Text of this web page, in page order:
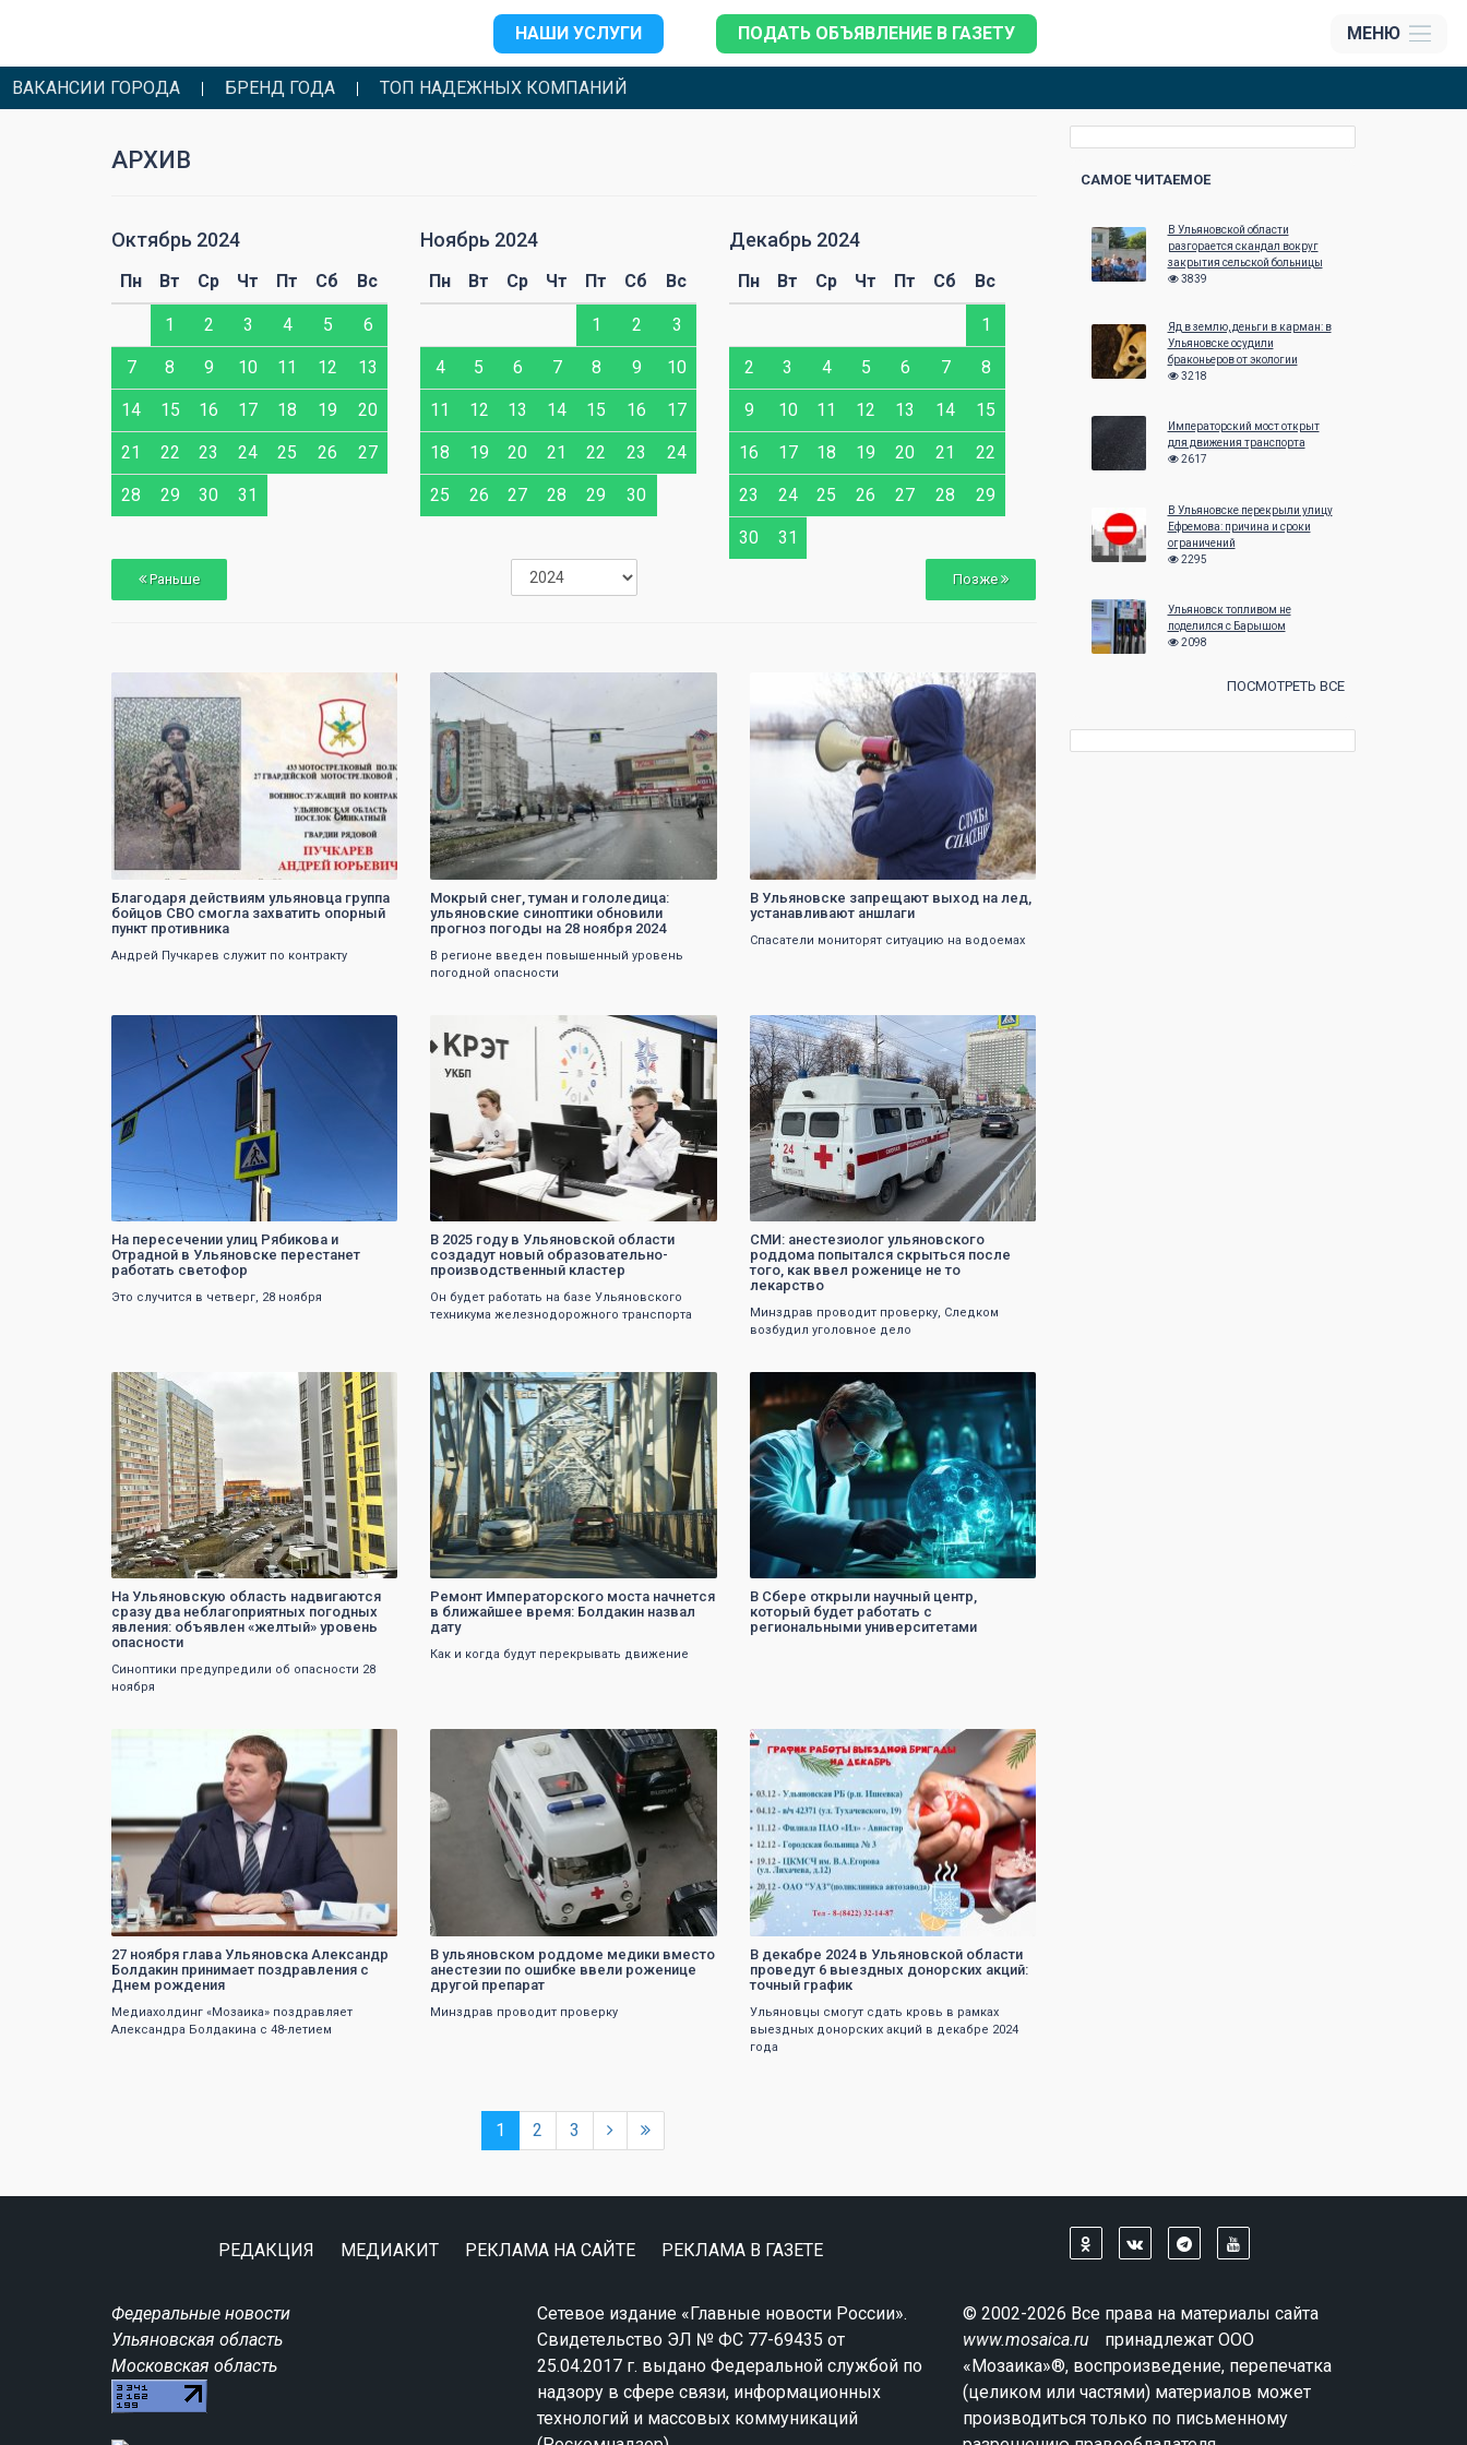
НАШИ УСЛУГИ ПОДАТЬ ОБЪЯВЛЕНИЕ В ГАЗЕТУ МЕНЮ
ВАКАНСИИ ГОРОДА БРЕНД ГОДА ТОП НАДЕЖНЫХ КОМПАНИЙ
АРХИВ
Октябрь 2024
Пн Вт Ср Чт Пт Сб Вс
1 2 3 4 5 6
7 8 9 10 11 12 13
14 15 16 17 18 19 20
21 22 23 24 25 26 27
28 29 30 31
Ноябрь 2024
Пн Вт Ср Чт Пт Сб Вс
1 2 3
4 5 6 7 8 9 10
11 12 13 14 15 16 17
18 19 20 21 22 23 24
25 26 27 28 29 30
Декабрь 2024
Пн Вт Ср Чт Пт Сб Вс
1
2 3 4 5 6 7 8
9 10 11 12 13 14 15
16 17 18 19 20 21 22
23 24 25 26 27 28 29
30 31
Раньше Позже
Благодаря действиям ульяновца группа
бойцов СВО смогла захватить опорный
пункт противника
Андрей Пучкарев служит по контракту
Мокрый снег, туман и гололедица:
ульяновские синоптики обновили
прогноз погоды на 28 ноября 2024
В регионе введен повышенный уровень
погодной опасности
0
В Ульяновске запрещают выход на лед,
устанавливают аншлаги
Спасатели мониторят ситуацию на водоемах
На пересечении улиц Рябикова и
Отрадной в Ульяновске перестанет
работать светофор
Это случится в четверг, 28 ноября
В 2025 году в Ульяновской области
создадут новый образовательно-
производственный кластер
Он будет работать на базе Ульяновского
техникума железнодорожного транспорта
СМИ: анестезиолог ульяновского
роддома попытался скрыться после
того, как ввел роженице не то
лекарство
Минздрав проводит проверку, Следком
возбудил уголовное дело
На Ульяновскую область надвигаются
сразу два неблагоприятных погодных
явления: объявлен «желтый» уровень
опасности
Синоптики предупредили об опасности 28
ноября
0
Ремонт Императорского моста начнется
в ближайшее время: Болдакин назвал
дату
Как и когда будут перекрывать движение
В Сбере открыли научный центр,
который будет работать с
региональными университетами
27 ноября глава Ульяновска Александр
Болдакин принимает поздравления с
Днем рождения
Медиахолдинг «Мозаика» поздравляет
Александра Болдакина с 48-летием
0
В ульяновском роддоме медики вместо
анестезии по ошибке ввели роженице
другой препарат
Минздрав проводит проверку
0
В декабре 2024 в Ульяновской области
проведут 6 выездных донорских акций:
точный график
Ульяновцы смогут сдать кровь в рамках
выездных донорских акций в декабре 2024
года
1 2 3
САМОЕ ЧИТАЕМОЕ
В Ульяновской области
разгорается скандал вокруг
закрытия сельской больницы
3839
Яд в землю, деньги в карман: в
Ульяновске осудили
браконьеров от экологии
3218
Императорский мост открыт
для движения транспорта
2617
В Ульяновске перекрыли улицу
Ефремова: причина и сроки
ограничений
2295
Ульяновск топливом не
поделился с Барышом
2098
ПОСМОТРЕТЬ ВСЕ
РЕДАКЦИЯ МЕДИАКИТ РЕКЛАМА НА САЙТЕ РЕКЛАМА В ГАЗЕТЕ
Федеральные новости
Ульяновская область
Московская область
Сетевое издание «Главные новости России».
Свидетельство ЭЛ № ФС 77-69435 от
25.04.2017 г. выдано Федеральной службой по
надзору в сфере связи, информационных
технологий и массовых коммуникаций
© 2002-2026 Все права на материалы сайта
www.mosaica.ru
принадлежат ООО
«Мозаика»®, воспроизведение, перепечатка
(целиком или частями) материалов может
производиться только по письменному